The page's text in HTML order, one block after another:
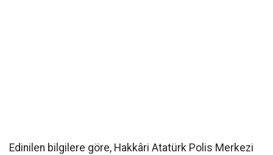
Edinilen bilgilere göre, Hakkâri Atatürk Polis Merkezi